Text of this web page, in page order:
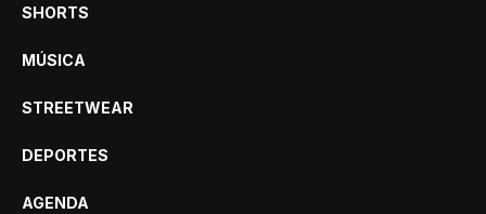
SHORTS
MÚSICA
STREETWEAR
DEPORTES
AGENDA